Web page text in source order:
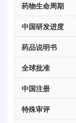
药物生命周期
中国研发进度
药品说明书
全球批准
中国注册
特殊审评